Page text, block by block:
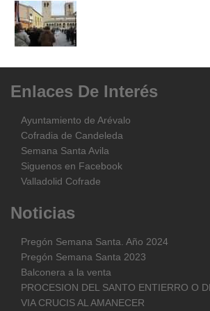
Enlaces De Interés
Ayuntamiento de Arévalo
Cofradia de Candeleda
Semana Santa Avila
Siguenos en Facebook
Valladolid Cofrade
Noticias
Pregón Semana Santa. Año 2024
Pregón Semana Santa 2023
Balconera a la venta
PROCESION DEL SANTO ENTIERRO O
VIA CRUCIS AL AMANECER